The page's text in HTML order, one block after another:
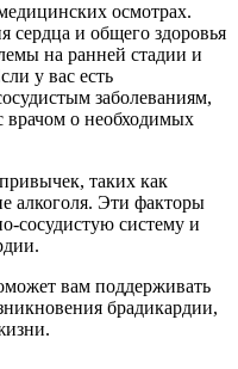
осмотрах.
сердца и общего здоровья
на ранней стадии и
у вас есть
заболеваниям,
врачом о необходимых
таких как
алкоголя. Эти факторы
сосудистую систему и
вам поддерживать
брадикардии,